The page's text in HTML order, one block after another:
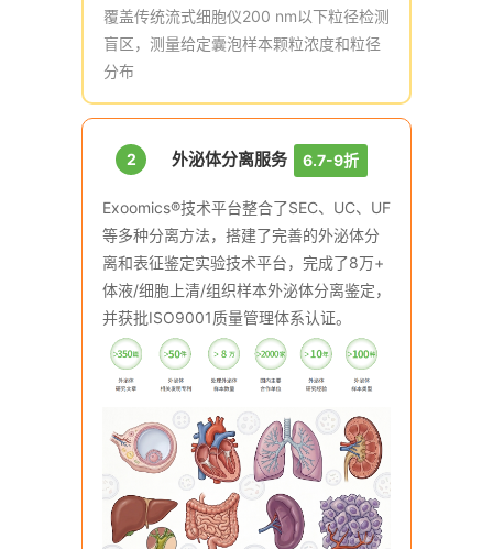
覆盖传统流式细胞仪200 nm以下粒径检测
盲区，测量给定囊泡样本颗粒浓度和粒径
分布
2 外泌体分离服务 6.7-9折
Exoomics®技术平台整合了SEC、UC、UF
等多种分离方法，搭建了完善的外泌体分
离和表征鉴定实验技术平台，完成了8万+
体液/细胞上清/组织样本外泌体分离鉴定，
并获批ISO9001质量管理体系认证。